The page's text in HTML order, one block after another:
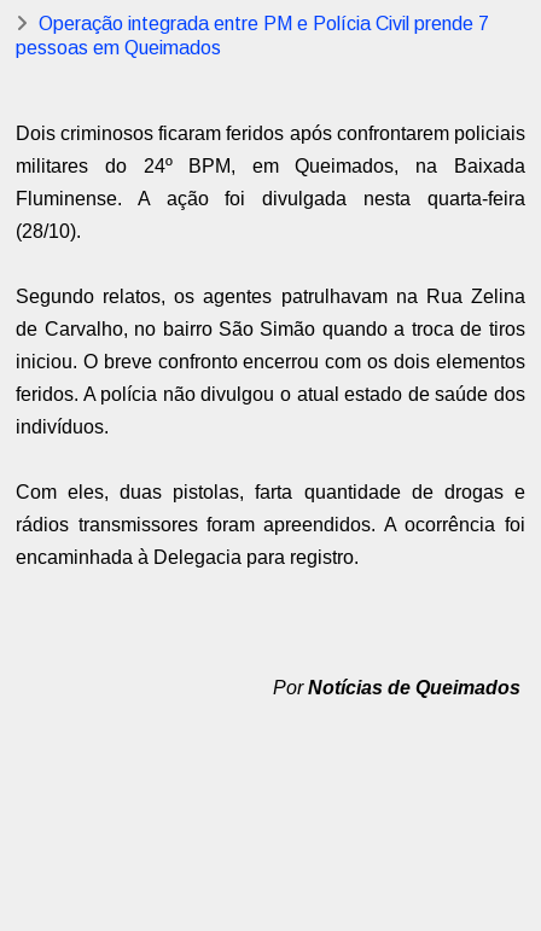
Operação integrada entre PM e Polícia Civil prende 7
pessoas em Queimados
Dois criminosos ficaram feridos após confrontarem policiais
militares do 24º BPM, em Queimados, na Baixada
Fluminense. A ação foi divulgada nesta quarta-feira
(28/10).
Segundo relatos, os agentes patrulhavam na Rua Zelina
de Carvalho, no bairro São Simão quando a troca de tiros
iniciou. O breve confronto encerrou com os dois elementos
feridos. A polícia não divulgou o atual estado de saúde dos
indivíduos.
Com eles, duas pistolas, farta quantidade de drogas e
rádios transmissores foram apreendidos. A ocorrência foi
encaminhada à Delegacia para registro.
PorNotícias de Queimados